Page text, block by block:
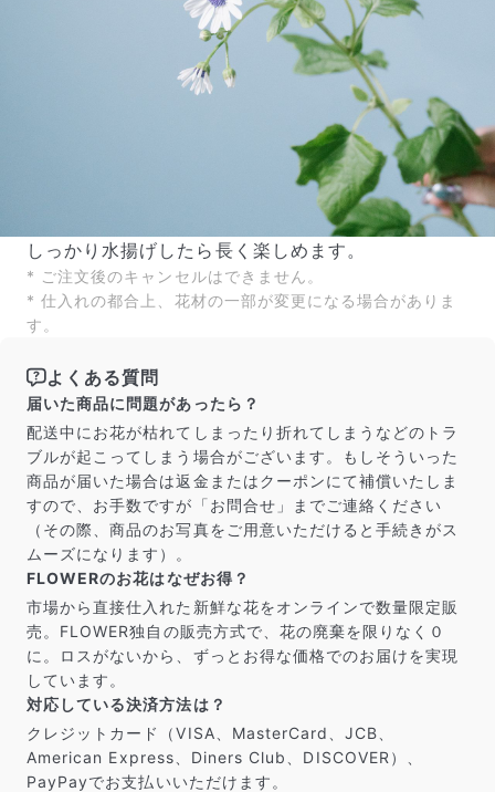
しっかり水揚げしたら長く楽しめます。
* ご注文後のキャンセルはできません。
* 仕入れの都合上、花材の一部が変更になる場合がありま
す。
よくある質問
届いた商品に問題があったら？
配送中にお花が枯れてしまったり折れてしまうなどのトラ
ブルが起こってしまう場合がございます。もしそういった
商品が届いた場合は返金またはクーポンにて補償いたしま
すので、お手数ですが「お問合せ」までご連絡ください
（その際、商品のお写真をご用意いただけると手続きがス
ムーズになります）。
FLOWERのお花はなぜお得？
市場から直接仕入れた新鮮な花をオンラインで数量限定販
売。FLOWER独自の販売方式で、花の廃棄を限りなく０
に。ロスがないから、ずっとお得な価格でのお届けを実現
しています。
対応している決済方法は？
クレジットカード（VISA、MasterCard、JCB、
American Express、Diners Club、DISCOVER）、
PayPayでお支払いいただけます。